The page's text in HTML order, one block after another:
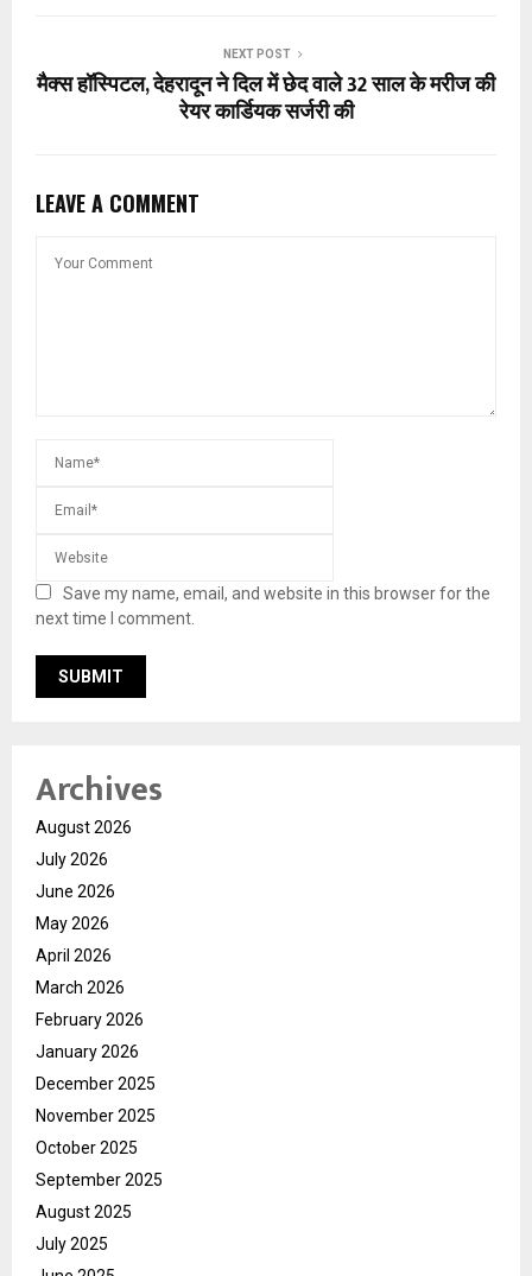
NEXT POST
मैक्स हॉस्पिटल, देहरादून ने दिल में छेद वाले 32 साल के मरीज की
रेयर कार्डियक सर्जरी की
LEAVE A COMMENT
Save my name, email, and website in this browser for the
next time I comment.
Archives
August 2026
July 2026
June 2026
May 2026
April 2026
March 2026
February 2026
January 2026
December 2025
November 2025
October 2025
September 2025
August 2025
July 2025